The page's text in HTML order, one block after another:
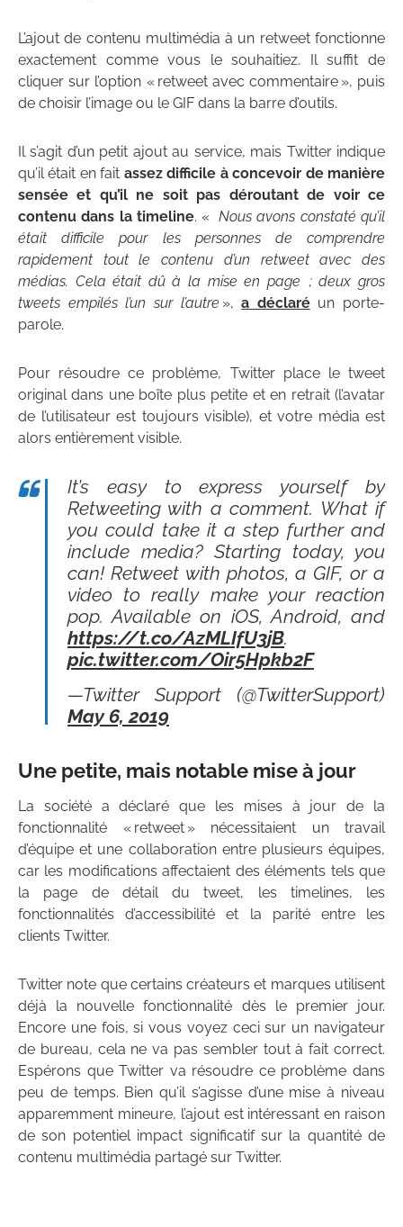
L’ajout de contenu multimédia à un retweet fonctionne
exactement comme vous le souhaitiez. Il suffit de
cliquer sur l’option « retweet avec commentaire », puis
de choisir l’image ou le GIF dans la barre d’outils.
Il s’agit d’un petit ajout au service, mais Twitter indique
qu’il était en fait assez difficile à concevoir de manière
sensée et qu’il ne soit pas déroutant de voir ce
contenu dans la timeline. « Nous avons constaté qu’il
était difficile pour les personnes de comprendre
rapidement tout le contenu d’un retweet avec des
médias. Cela était dû à la mise en page ; deux gros
tweets empilés l’un sur l’autre »,a déclaréun porte-
parole.
Pour résoudre ce problème, Twitter place le tweet
original dans une boîte plus petite et en retrait (l’avatar
de l’utilisateur est toujours visible), et votre média est
alors entièrement visible.
It’s easy to express yourself by
Retweeting with a comment. What if
you could take it a step further and
include media? Starting today, you
can! Retweet with photos, a GIF, or a
video to really make your reaction
pop. Available on iOS, Android, and
https://t.co/AzMLIfU3jB.
pic.twitter.com/Oir5Hpkb2F
—Twitter Support (@TwitterSupport)
May 6, 2019
Une petite, mais notable mise à jour
La société a déclaré que les mises à jour de la
fonctionnalité « retweet » nécessitaient un travail
d’équipe et une collaboration entre plusieurs équipes,
car les modifications affectaient des éléments tels que
la page de détail du tweet, les timelines, les
fonctionnalités d’accessibilité et la parité entre les
clients Twitter.
Twitter note que certains créateurs et marques utilisent
déjà la nouvelle fonctionnalité dès le premier jour.
Encore une fois, si vous voyez ceci sur un navigateur
de bureau, cela ne va pas sembler tout à fait correct.
Espérons que Twitter va résoudre ce problème dans
peu de temps. Bien qu’il s’agisse d’une mise à niveau
apparemment mineure, l’ajout est intéressant en raison
de son potentiel impact significatif sur la quantité de
contenu multimédia partagé sur Twitter.